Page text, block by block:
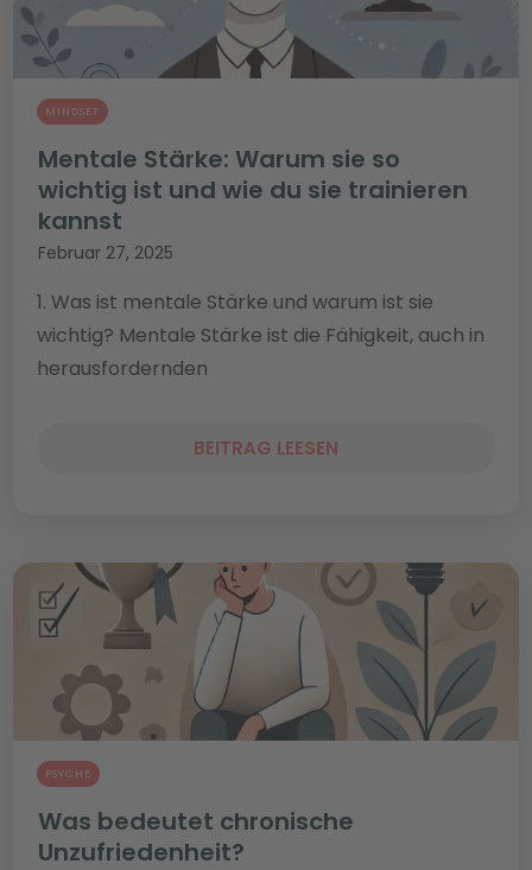
MINDSET
Mentale Stärke: Warum sie so
wichtig ist und wie du sie trainieren
kannst
Februar 27, 2025
1. Was ist mentale Stärke und warum ist sie
wichtig? Mentale Stärke ist die Fähigkeit, auch in
herausfordernden
BEITRAG LEESEN
PSYCHE
Was bedeutet chronische
Unzufriedenheit?